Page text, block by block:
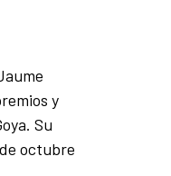
y
Su
octubre